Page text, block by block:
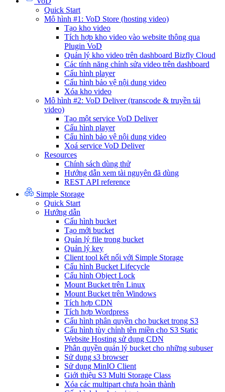
Quick Start
Mô hình #1: VoD Store (hosting video)
Tạo kho video
Tích hợp kho video vào website thông qua
Plugin VoD
Quản lý kho video trên dashboard Bizfly Cloud
Các tính năng chỉnh sửa video trên dashboard
Cấu hình player
Cấu hình bảo vệ nội dung video
Xóa kho video
Mô hình #2: VoD Deliver (transcode & truyền tải
video)
Tạo một service VoD Deliver
Cấu hình player
Cấu hình bảo vệ nội dung video
Xoá service VoD Deliver
Resources
Chính sách dùng thử
Hướng dẫn xem tài nguyên đã dùng
REST API reference
Simple Storage
Quick Start
Hướng dẫn
Cấu hình bucket
Tạo mới bucket
Quản lý file trong bucket
Quản lý key
Client tool kết nối với Simple Storage
Cấu hình Bucket Lifecycle
Cấu hình Object Lock
Mount Bucket trên Linux
Mount Bucket trên Windows
Tích hợp CDN
Tích hợp Wordpress
Cấu hình phân quyền cho bucket trong S3
Cấu hình tùy chỉnh tên miền cho S3 Static
Website Hosting sử dụng CDN
Phân quyền quản lý bucket cho những subuser
Sử dụng s3 browser
Sử dụng MinIO Client
Giới thiệu S3 Multi Storage Class
Xóa các multipart chưa hoàn thành